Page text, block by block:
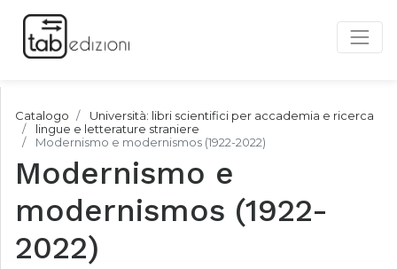
Catalogo
Università: libri scientifici per accademia e ricerca
lingue e letterature straniere
Modernismo e modernismos (1922-2022)
Modernismo e
modernismos (1922-
2022)